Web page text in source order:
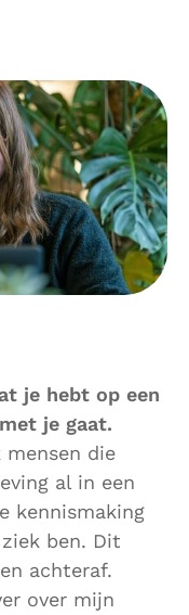
je hebt op een
je gaat.
die
al in een
kennismaking
ben. Dit
achteraf.
over mijn